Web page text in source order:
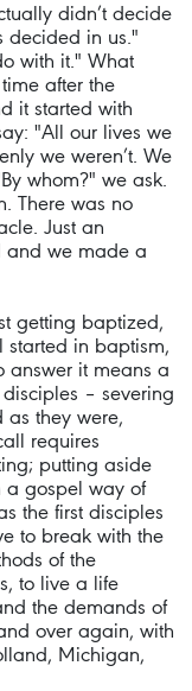
didn’t decide
decided in us."
with it." What
after the
it started with
"All our lives we
we weren’t. We
whom?" we ask.
There was no
Just an
and we made a
getting baptized,
started in baptism,
answer it means a
– severing
as they were,
requires
putting aside
a gospel way of
the first disciples
to break with the
of the
to live a life
the demands of
over again, with
Michigan,